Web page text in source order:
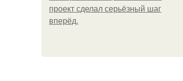
проект сделал серьёзный шаг
вперёд.